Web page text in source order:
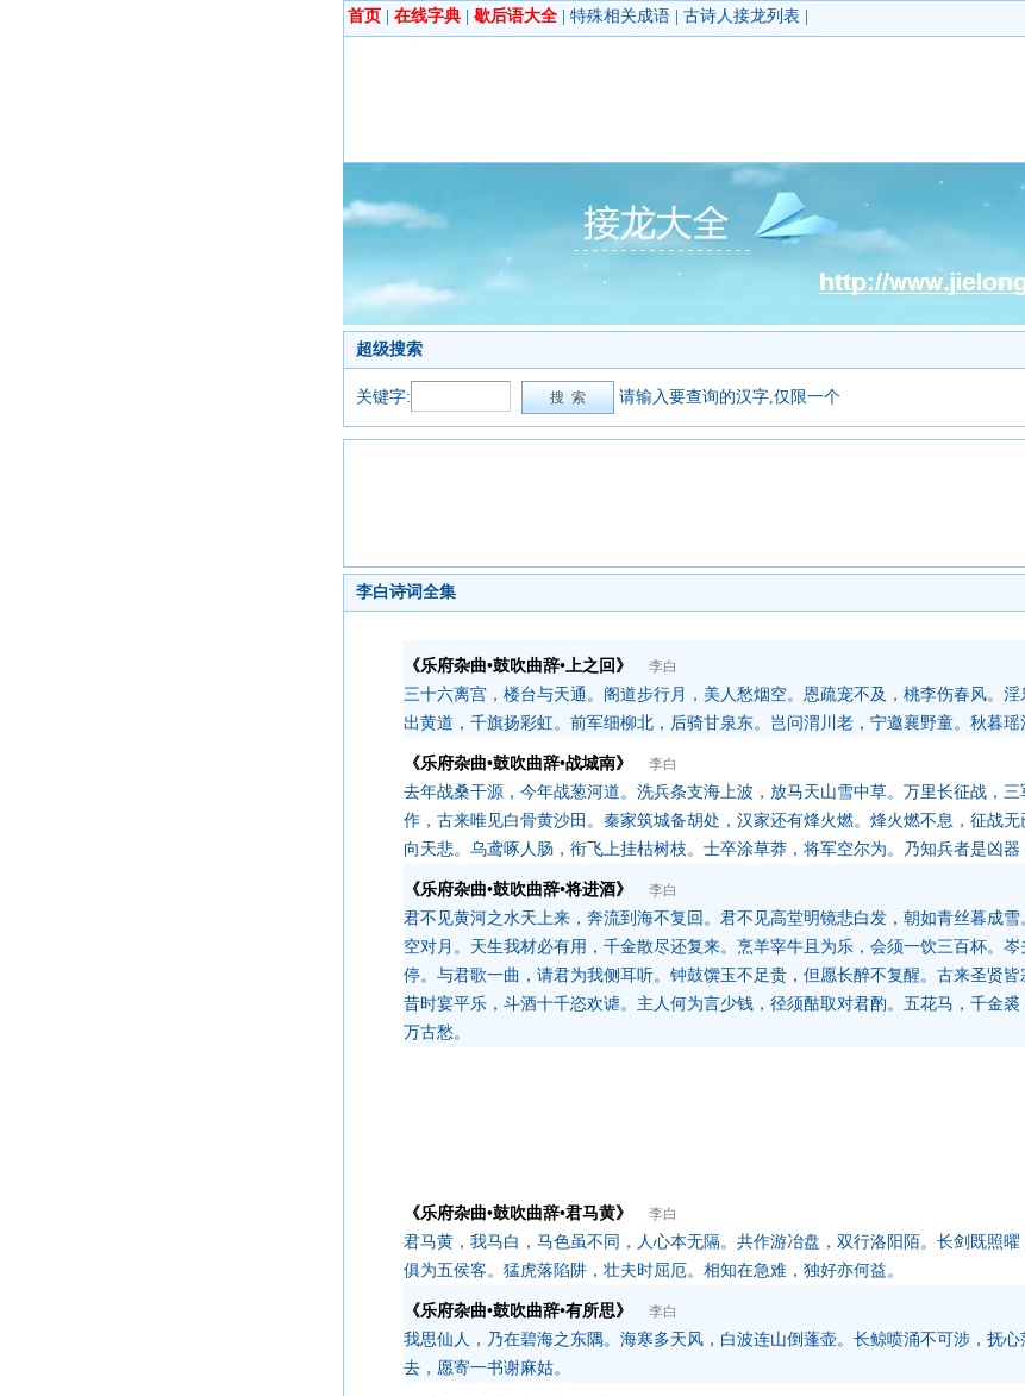
首页 在线字典 歇后语大全 特殊相关成语 古诗人接龙列表
超级搜索
关键字: 请输入要查询的汉字,仅限一个
李白诗词全集
《乐府杂曲•鼓吹曲辞•上之回》 李白
三十六离宫，楼台与天通。阁道步行月，美人愁烟空。恩疏宠不及，桃李伤春风。
出黄道，千旗扬彩虹。前军细柳北，后骑甘泉东。岂问渭川老，宁邀襄野童。秋暮瑶
《乐府杂曲•鼓吹曲辞•战城南》 李白
去年战桑干源，今年战葱河道。洗兵条支海上波，放马天山雪中草。万里长征战，
作，古来唯见白骨黄沙田。秦家筑城备胡处，汉家还有烽火燃。烽火燃不息，征战
向天悲。乌鸢啄人肠，衔飞上挂枯树枝。士卒涂草莽，将军空尔为。乃知兵者是凶器
《乐府杂曲•鼓吹曲辞•将进酒》 李白
君不见黄河之水天上来，奔流到海不复回。君不见高堂明镜悲白发，朝如青丝暮成
空对月。天生我材必有用，千金散尽还复来。烹羊宰牛且为乐，会须一饮三百杯。
停。与君歌一曲，请君为我侧耳听。钟鼓馔玉不足贵，但愿长醉不复醒。古来圣贤
昔时宴平乐，斗酒十千恣欢谑。主人何为言少钱，径须酤取对君酌。五花马，千金
万古愁。
《乐府杂曲•鼓吹曲辞•君马黄》 李白
君马黄，我马白，马色虽不同，人心本无隔。共作游冶盘，双行洛阳陌。长剑既照曜
俱为五侯客。猛虎落陷阱，壮夫时屈厄。相知在急难，独好亦何益。
《乐府杂曲•鼓吹曲辞•有所思》 李白
我思仙人，乃在碧海之东隅。海寒多天风，白波连山倒蓬壶。长鲸喷涌不可涉，抚
去，愿寄一书谢麻姑。